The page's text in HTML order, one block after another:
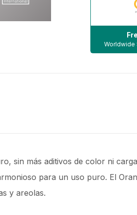
Worldwide
sin más aditivos de color ni
para un uso puro. El
y areolas.